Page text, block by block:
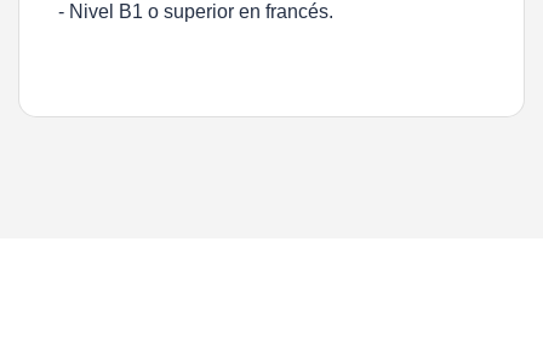
- Nivel B1 o superior en francés.